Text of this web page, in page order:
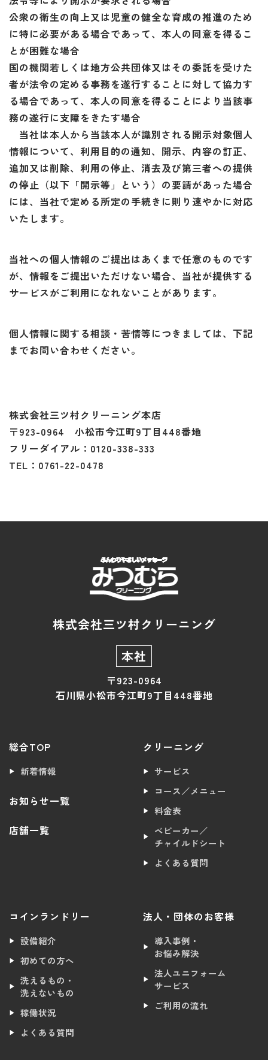
公衆の衛生の向上又は児童の健全な育成の推進のため
に特に必要がある場合であって、本人の同意を得るこ
とが困難な場合
国の機関若しくは地方公共団体又はその委託を受けた
者が法令の定める事務を遂行することに対して協力す
る場合であって、本人の同意を得ることにより当該事
務の遂行に支障をきたす場合
当社は本人から当該本人が識別される開示対象個人
情報について、利用目的の通知、開示、内容の訂正、
追加又は削除、利用の停止、消去及び第三者への提供
の停止（以下「開示等」という）の要請があった場合
には、当社で定める所定の手続きに則り速やかに対応
いたします。
当社への個人情報のご提出はあくまで任意のものです
が、情報をご提出いただけない場合、当社が提供する
サービスがご利用になれないことがあります。
個人情報に関する相談・苦情等につきましては、下記
までお問い合わせください。
株式会社三ツ村クリーニング本店
〒923-0964 小松市今江町9丁目448番地
フリーダイアル：0120-338-333
TEL：0761-22-0478
株式会社三ツ村クリーニング
本社
〒923-0964
石川県小松市今江町9丁目448番地
総合TOP
新着情報
お知らせ一覧
店舗一覧
クリーニング
サービス
コース／メニュー
料金表
ベビーカー／
チャイルドシート
よくある質問
コインランドリー
設備紹介
初めての方へ
洗えるもの・
洗えないもの
稼働状況
よくある質問
法人・団体のお客様
導入事例・
お悩み解決
法人ユニフォーム
サービス
ご利用の流れ